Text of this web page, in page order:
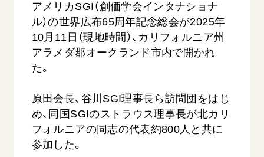
関連団体
道府県中心会館
soka youth media
Soka Gakkai グローバルサイト
SGIピースサイト
SOKA PICKS
アメリカSGI（創価学会インタナショナ
ル）の世界広布65周年記念総会が2025年
10月11日（現地時間）、カリフォルニア州
アラメダ郡オークランド市内で開かれ
た。
原田会長、谷川SGI理事長ら訪問団をはじ
め、同国SGIのストラウス理事長が北カリ
フォルニアの同志の代表約800人と共に
参加した。